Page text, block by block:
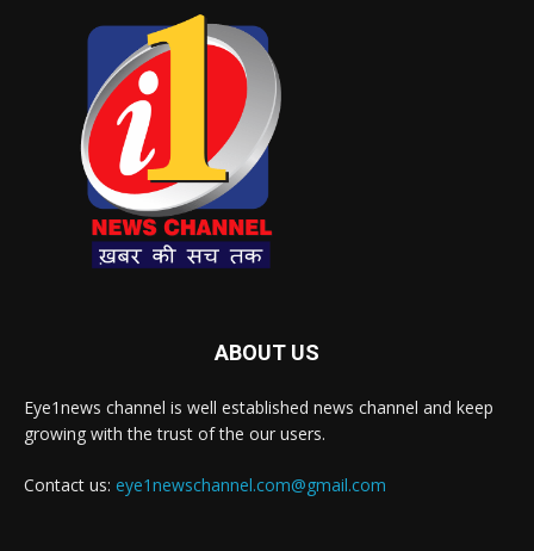
ABOUT US
Eye1news channel is well established news channel and keep
growing with the trust of the our users.
Contact us: eye1newschannel.com@gmail.com